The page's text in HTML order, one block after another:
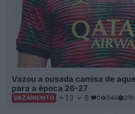
Vazou a ousada camisa de
para a época 26-27
VAZAMENTO 13 6 0 944 21h